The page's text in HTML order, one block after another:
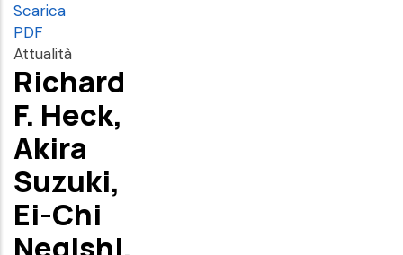
Scarica
PDF
Attualità
Richard
F. Heck,
Akira
Suzuki,
Ei-Chi